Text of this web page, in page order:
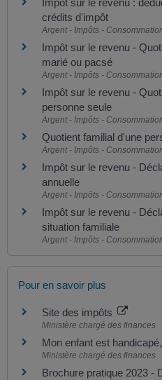
crédits d'impôt
Argent - Impôts -
Impôt sur le revenu -
marié ou pacsé
Argent - Impôts -
Impôt sur le revenu -
personne seule
Argent - Impôts -
Quotient familial d'une
Argent - Impôts -
Impôt sur le revenu -
annuelle
Argent - Impôts -
Impôt sur le revenu -
situation familiale
Argent - Impôts -
Pour en savoir plus
Site des impôts
Ministère chargé des finances
Mon enfant est
Ministère chargé des finances
Brochure pratique 2023 -